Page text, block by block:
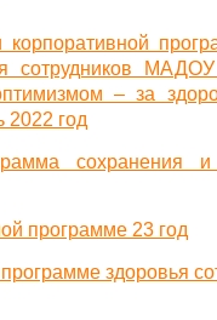
корпоративной
сотрудников
– за
2022 год
сохранения
программе 23 год
здоровья